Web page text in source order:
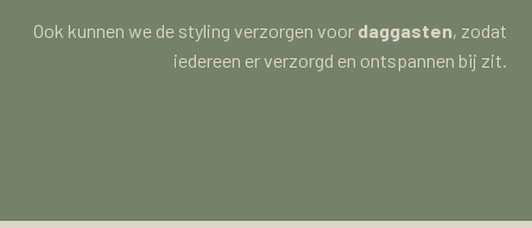
Ook kunnen we de styling verzorgen voor daggasten, zodat
iedereen er verzorgd en ontspannen bij zit.